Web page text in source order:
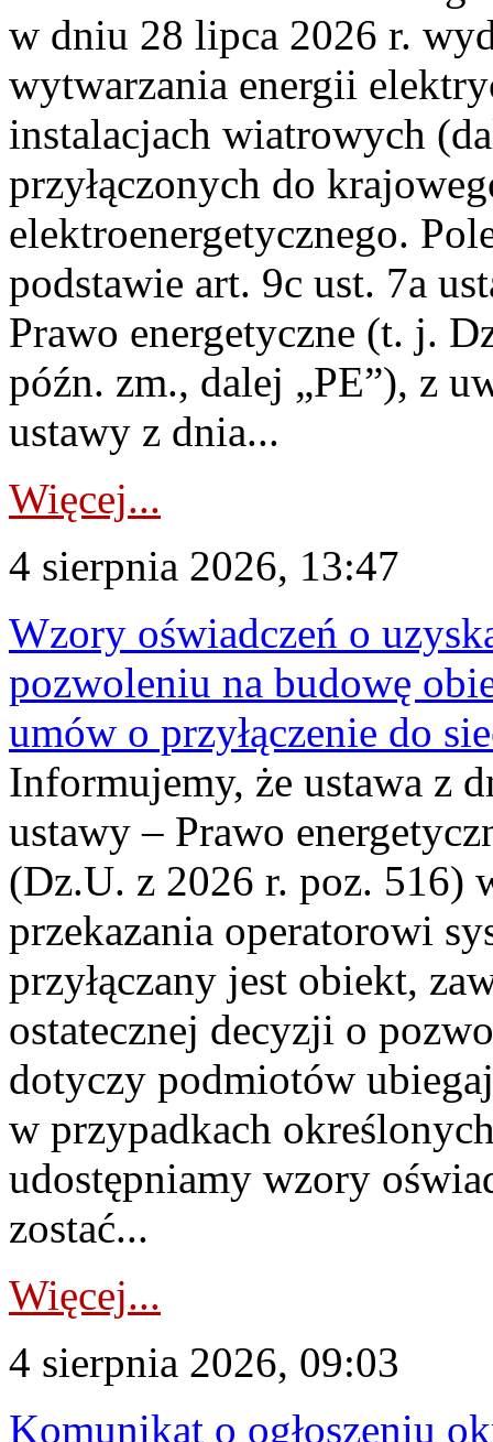
w dniu 28 lipca 2026 r.
wytwarzania energii
instalacjach wiatrowych
przyłączonych do
elektroenergetycznego.
podstawie art. 9c ust. 7a
Prawo energetyczne (t. j.
późn. zm., dalej „PE”), z
ustawy z dnia...
Więcej...
4 sierpnia 2026, 13:47
Wzory oświadczeń o
pozwoleniu na budowę
umów o przyłączenie do
Informujemy, że ustawa z
ustawy – Prawo
(Dz.U. z 2026 r. poz. 516)
przekazania operatorowi
przyłączany jest obiekt,
ostatecznej decyzji o
dotyczy podmiotów
w przypadkach
udostępniamy wzory
zostać...
Więcej...
4 sierpnia 2026, 09:03
Komunikat o ogłoszeniu